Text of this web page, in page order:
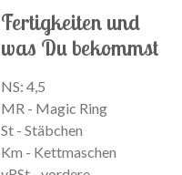
Fertigkeiten und
was Du bekommst
NS: 4,5
MR - Magic Ring
St - Stäbchen
Km - Kettmaschen